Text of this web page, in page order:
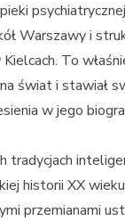
Warszawy i
To
świat i stawiał
w jego
historii XX
przemianami